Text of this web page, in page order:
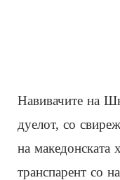
Навивачите на
дуелот, со
на македонската
транспарент со